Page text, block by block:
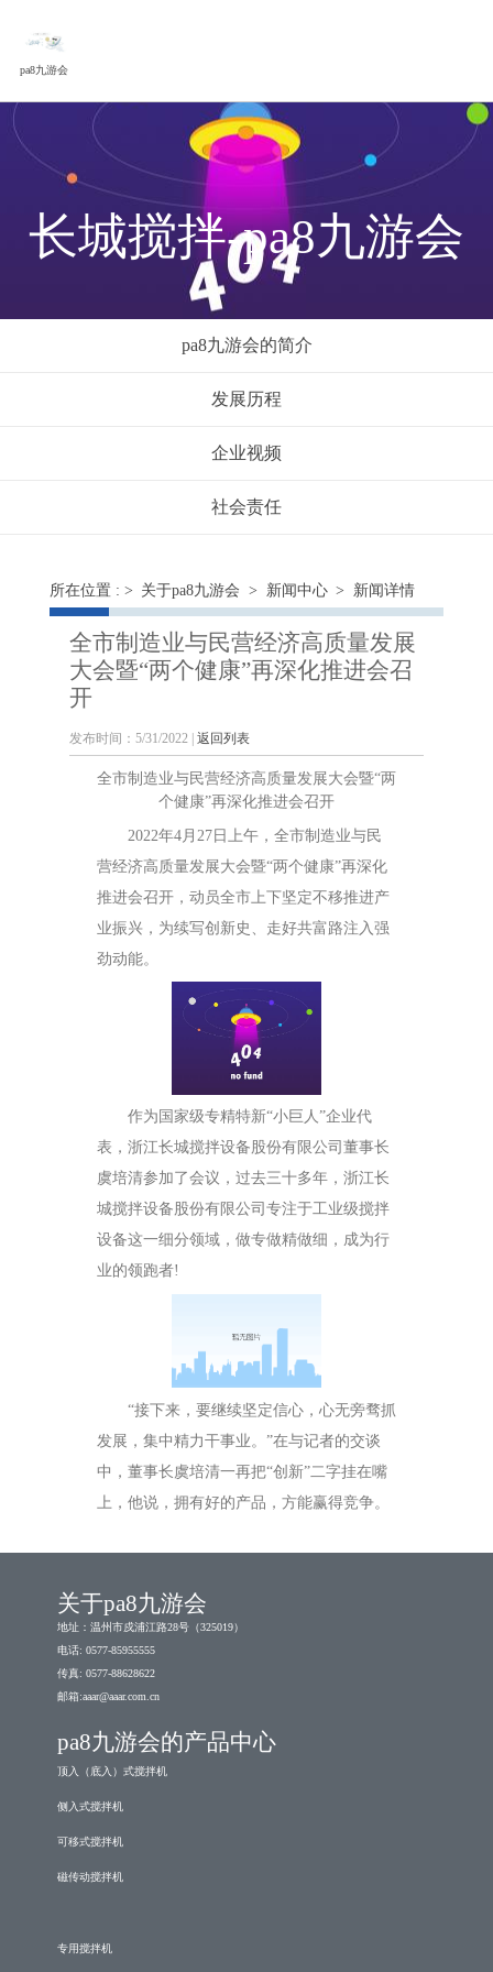
pa8九游会
长城搅拌-pa8九游会
pa8九游会的简介
发展历程
企业视频
社会责任
所在位置 : > 关于pa8九游会 > 新闻中心 > 新闻详情
全市制造业与民营经济高质量发展
大会暨“两个健康”再深化推进会召
开
发布时间：5/31/2022 | 返回列表
全市制造业与民营经济高质量发展大会暨“两
个健康”再深化推进会召开
2022年4月27日上午，全市制造业与民
营经济高质量发展大会暨“两个健康”再深化
推进会召开，动员全市上下坚定不移推进产
业振兴，为续写创新史、走好共富路注入强
劲动能。
作为国家级专精特新“小巨人”企业代
表，浙江长城搅拌设备股份有限公司董事长
虞培清参加了会议，过去三十多年，浙江长
城搅拌设备股份有限公司专注于工业级搅拌
设备这一细分领域，做专做精做细，成为行
业的领跑者!
“接下来，要继续坚定信心，心无旁骛抓
发展，集中精力干事业。”在与记者的交谈
中，董事长虞培清一再把“创新”二字挂在嘴
上，他说，拥有好的产品，方能赢得竞争。
关于pa8九游会
地址：温州市戍浦江路28号（325019）
电话: 0577-85955555
传真: 0577-88628622
邮箱:aaar@aaar.com.cn
pa8九游会的产品中心
顶入（底入）式搅拌机
侧入式搅拌机
可移式搅拌机
磁传动搅拌机
专用搅拌机